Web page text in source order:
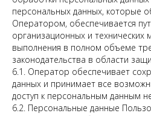
персональных данных, которые
Оператором, обеспечивается
организационных и технических
выполнения в полном объеме
законодательства в области
6.1. Оператор обеспечивает
данных и принимает все
доступ к персональным данным
6.2. Персональные данные